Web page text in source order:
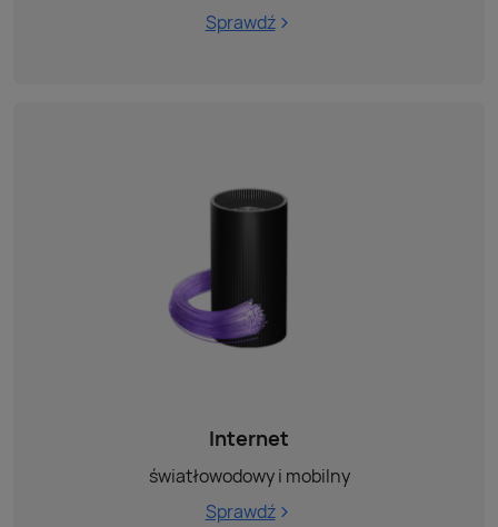
Sprawdź
Internet
światłowodowy i mobilny
Sprawdź